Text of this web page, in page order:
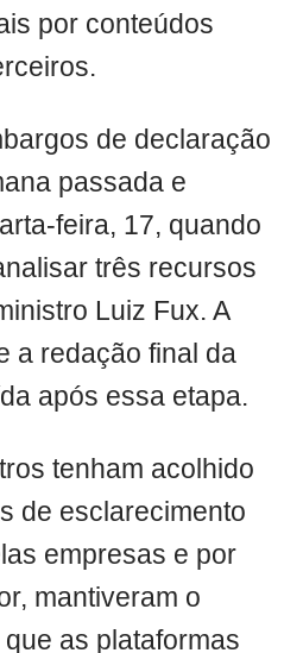
por conteúdos
de declaração
passada e
feira, 17, quando
três recursos
Luiz Fux. A
a redação final da
após essa etapa.
tenham acolhido
de esclarecimento
empresas e por
mantiveram o
as plataformas